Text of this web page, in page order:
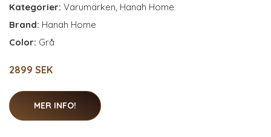
Kategorier: Varumärken, Hanah Home
Brand: Hanah Home
Color: Grå
2899 SEK
MER INFO!